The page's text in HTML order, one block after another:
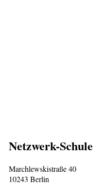
Netzwerk-Schule
Marchlewskistraße 40
10243 Berlin